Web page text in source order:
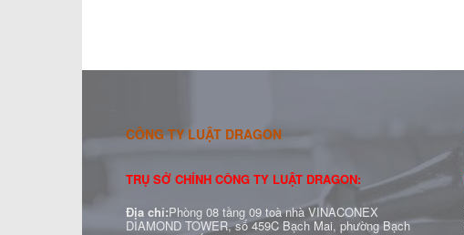
CÔNG TY LUẬT DRAGON
TRỤ SỞ CHÍNH CÔNG TY LUẬT DRAGON:
Địa chỉ:Phòng 08 tầng 09 toà nhà VINACONEX
DIAMOND TOWER, số 459C Bạch Mai, phường Bạch